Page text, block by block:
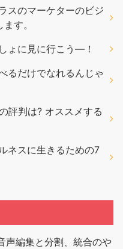
スのマーケターのビジ
す。
ょに見に行こう―！
るだけでなれるんじゃ
評判は? オススメする
ネスに生きるための7
声編集と分割、統合のや